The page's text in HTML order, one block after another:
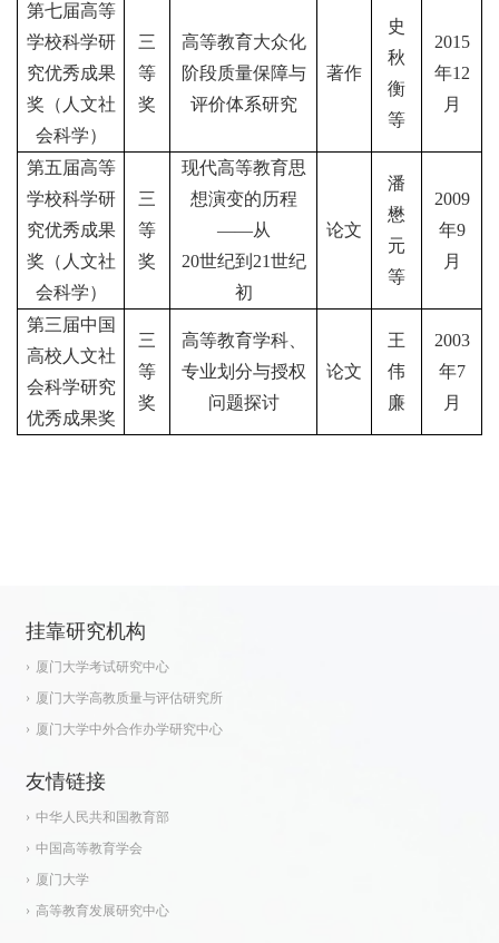
第七届高等
学校科学研
究优秀成果
奖（人文社
会科学）
三
等
奖
高等教育大众化
阶段质量保障与
评价体系研究
著作
史
秋
衡
等
2015
年12
月
第五届高等
学校科学研
究优秀成果
奖（人文社
会科学）
三
等
奖
现代高等教育思
想演变的历程
——从
20世纪到 21世纪
初
论文
潘
懋
元
等
2009
年9
月
第三届中国
高校人文社
会科学研究
优秀成果奖
三
等
奖
高等教育学科、
专业划分与授权
问题探讨
论文
王
伟
廉
2003
年7
月
挂靠研究机构
厦门大学考试研究中心
厦门大学高教质量与评估研究所
厦门大学中外合作办学研究中心
友情链接
中华人民共和国教育部
中国高等教育学会
厦门大学
高等教育发展研究中心